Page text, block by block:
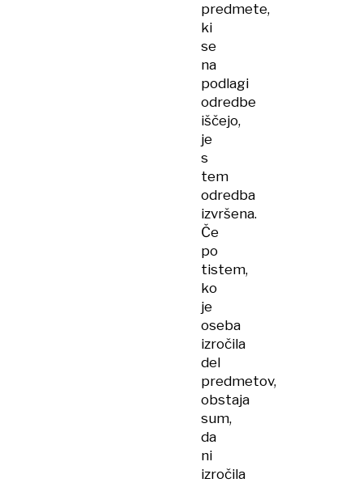
predmete,
ki
se
na
podlagi
odredbe
iščejo,
je
s
tem
odredba
izvršena.
Če
po
tistem,
ko
je
oseba
izročila
del
predmetov,
obstaja
sum,
da
ni
izročila